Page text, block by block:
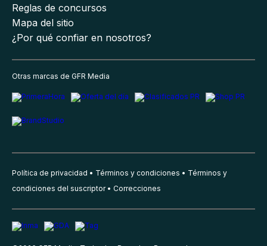
Reglas de concursos
Mapa del sitio
¿Por qué confiar en nosotros?
Otras marcas de GFR Media
Política de privacidad Términos y condiciones
Términos y
condiciones del suscriptor
Correcciones